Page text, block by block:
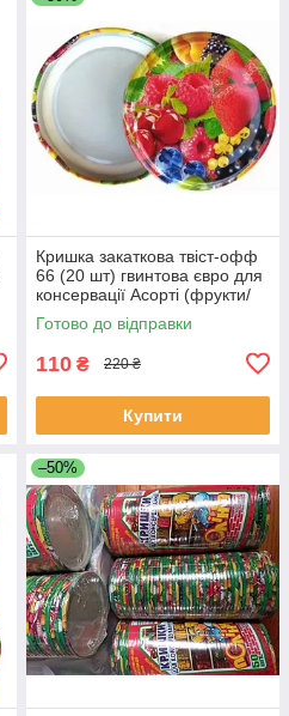
Кришка закаткова твіст-офф
66 (20 шт) гвинтова євро для
консервації Асорті (фрукти/
овочі) Полинка
Готово до відправки
110 ₴ 220 ₴
Купити
–50%